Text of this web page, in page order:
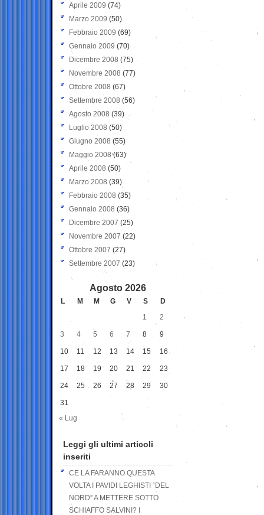
Aprile 2009 (74)
Marzo 2009 (50)
Febbraio 2009 (69)
Gennaio 2009 (70)
Dicembre 2008 (75)
Novembre 2008 (77)
Ottobre 2008 (67)
Settembre 2008 (56)
Agosto 2008 (39)
Luglio 2008 (50)
Giugno 2008 (55)
Maggio 2008(63)
Aprile 2008 (50)
Marzo 2008 (39)
Febbraio 2008 (35)
Gennaio 2008 (36)
Dicembre 2007 (25)
Novembre 2007 (22)
Ottobre 2007 (27)
Settembre 2007 (23)
Agosto 2026
L M M G V S
D
1
2
3 4 5 6 7 8 9
10 11 12 13 14 15 16
17 18 19 20 21 22 23
24 25 26 27 28 29 30
31
« Lug
Leggi gli ultimi articoli
inseriti
CE LA FARANNO QUESTA
VOLTA I PAVIDI LEGHISTI “DEL
NORD” A METTERE SOTTO
SCHIAFFO SALVINI? I